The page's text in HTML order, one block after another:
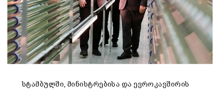
სტამბულში, მინისტრებისა და ევროკავშირის